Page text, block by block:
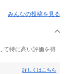
みんなの投稿を見る
て特に高い評価を得
詳しくはこちら